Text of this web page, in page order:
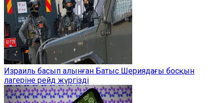
Израиль басып алынған Батыс Шериядағы босқын
лагеріне рейд жүргізді